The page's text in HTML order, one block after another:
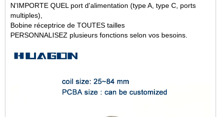
N'IMPORTE QUEL port d'alimentation (type A, type C, ports
multiples),
Bobine réceptrice de TOUTES tailles
PERSONNALISEZ plusieurs fonctions selon vos besoins.